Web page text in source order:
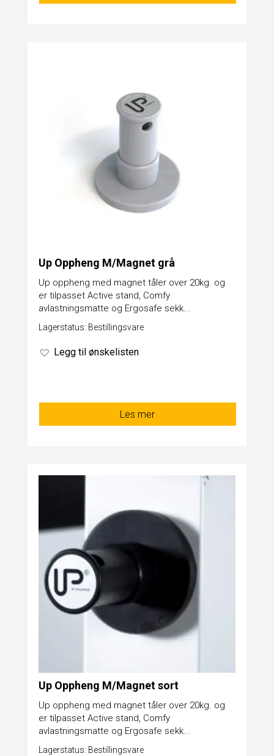
Up Oppheng M/Magnet grå
Up oppheng med magnet tåler over 20kg. og
er tilpasset Active stand, Comfy
avlastningsmatte og Ergosafe sekk...
Lagerstatus: Bestillingsvare
Legg til ønskelisten
Les mer
Up Oppheng M/Magnet sort
Up oppheng med magnet tåler over 20kg. og
er tilpasset Active stand, Comfy
avlastningsmatte og Ergosafe sekk...
Lagerstatus: Bestillingsvare